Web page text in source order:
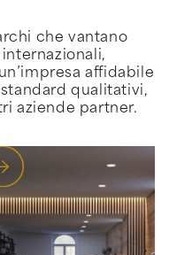
che vantano
affidabile
qualitativi,
aziende partner.